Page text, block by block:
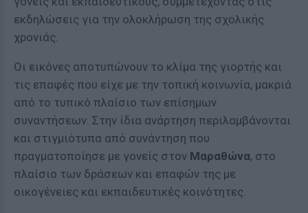
εκδηλώσεις για την ολοκλήρωση της σχολικής
χρονιάς.
Οι εικόνες αποτυπώνουν το κλίμα της γιορτής και
τις επαφές που είχε με την τοπική κοινωνία, μακριά
από το τυπικό πλαίσιο των επίσημων
συναντήσεων. Στην ίδια ανάρτηση περιλαμβάνονται
και στιγμιότυπα από συνάντηση που
πραγματοποίησε με γονείς στον Μαραθώνα, στο
πλαίσιο των δράσεων και επαφών της με
οικογένειες και εκπαιδευτικές κοινότητες.